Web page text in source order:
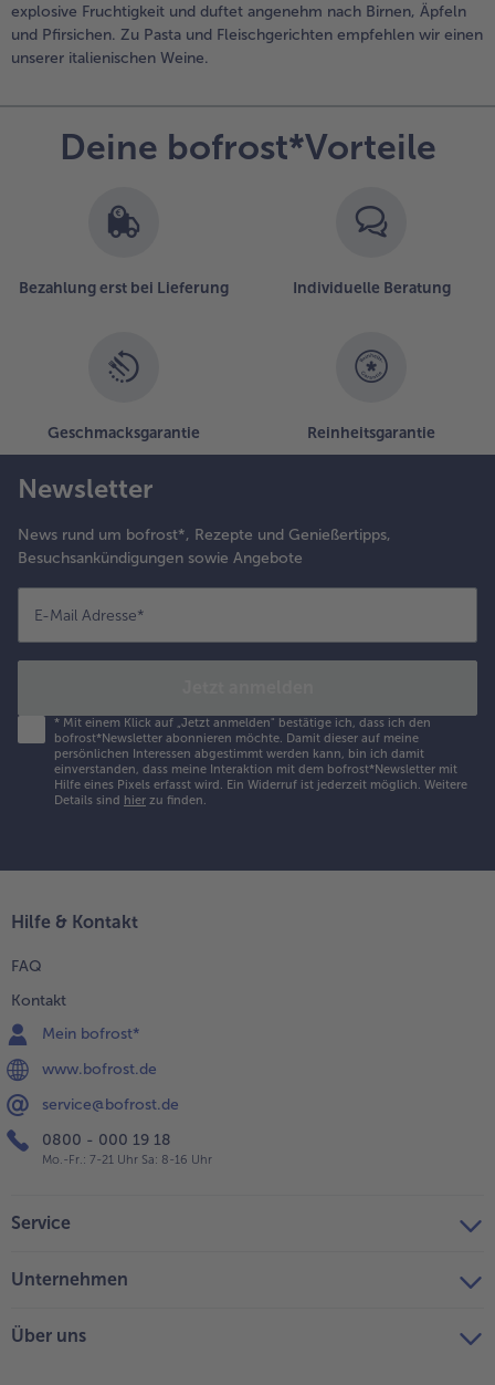
explosive Fruchtigkeit und duftet angenehm nach Birnen, Äpfeln
und Pfirsichen. Zu Pasta und Fleischgerichten empfehlen wir einen
unserer italienischen Weine.
Deine bofrost*Vorteile
Bezahlung erst bei Lieferung Individuelle Beratung
Geschmacksgarantie Reinheitsgarantie
Newsletter
News rund um bofrost*, Rezepte und Genießertipps,
Besuchsankündigungen sowie Angebote
E-Mail Adresse*
* Mit einem Klick auf „Jetzt anmelden" bestätige ich, dass ich den
bofrost*Newsletter abonnieren möchte. Damit dieser auf meine
persönlichen Interessen abgestimmt werden kann, bin ich damit
einverstanden, dass meine Interaktion mit dem bofrost*Newsletter mit
Hilfe eines Pixels erfasst wird. Ein Widerruf ist jederzeit möglich. Weitere
Details sind hier zu finden.
Hilfe & Kontakt
FAQ
Kontakt
Mein bofrost*
www.bofrost.de
service@bofrost.de
0800 - 000 19 18
Mo.-Fr.: 7-21 Uhr Sa: 8-16 Uhr
Service
Unternehmen
Über uns